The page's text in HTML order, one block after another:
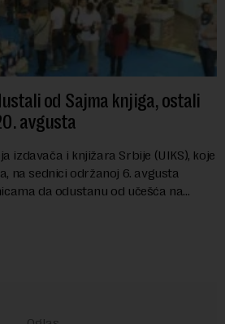
od Sajma knjiga, ostali
avgusta
izdavača i knjižara Srbije (UIKS), koje
na sednici održanoj 6. avgusta
da odustanu od učešća na